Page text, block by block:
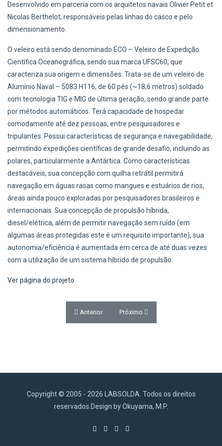
Desenvolvido em parceria com os arquitetos navais Olivier Petit et
Nicolas Berthelot, responsáveis pelas linhas do casco e pelo
dimensionamento.
O veleiro está sendo denominado ECO – Veleiro de Expedição
Científica Oceanográfica, sendo sua marca UFSC60, que
caracteriza sua origem e dimensões. Trata-se de um veleiro de
Alumínio Naval – 5083 H116, de 60 pés (~18,6 metros) soldado
com tecnologia TIG e MIG de última geração, sendo grande parte
por métodos automáticos. Terá capacidade de hospedar
comodamente até dez pessoas, entre pesquisadores e
tripulantes. Possui características de segurança e navegabilidade,
permitindo expedições científicas de grande desafio, incluindo as
polares, particularmente a Antártica. Como características
destacáveis, sua concepção com quilha retrátil permitirá
navegação em águas rasas como mangues e estuários de rios,
áreas ainda pouco exploradas por pesquisadores brasileiros e
internacionais. Sua concepção de propulsão híbrida,
diesel/elétrica, além de permitir navegação sem ruído (em
algumas áreas protegidas este é um requisito importante), sua
autonomia/eficiência é aumentada em cerca de até duas vezes
com a utilização de um sistema híbrido de propulsão.
Ver página do projeto.
Artigo anterior: Desenvolvimento de uma
Anterior Próximo artigo: Tecnologias
Próximo
Copyright © 2005 - 2026 LABSOLDA. Todos os direitos
reservados.Design by Okuyama, M.P.